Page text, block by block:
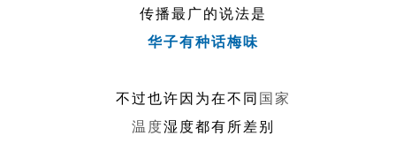
传播最广的说法是
华子有种话梅味
不过也许因为在不同国家
温度湿度都有所差别